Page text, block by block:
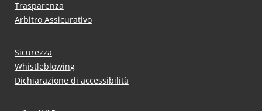
Trasparenza
Arbitro Assicurativo
Sicurezza
Whistleblowing
Dichiarazione di accessibilità